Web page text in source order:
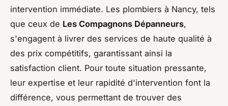
intervention immédiate. Les plombiers à Nancy, tels
que ceux de Les Compagnons Dépanneurs,
s'engagent à livrer des services de haute qualité à
des prix compétitifs, garantissant ainsi la
satisfaction client. Pour toute situation pressante,
leur expertise et leur rapidité d'intervention font la
différence, vous permettant de trouver des